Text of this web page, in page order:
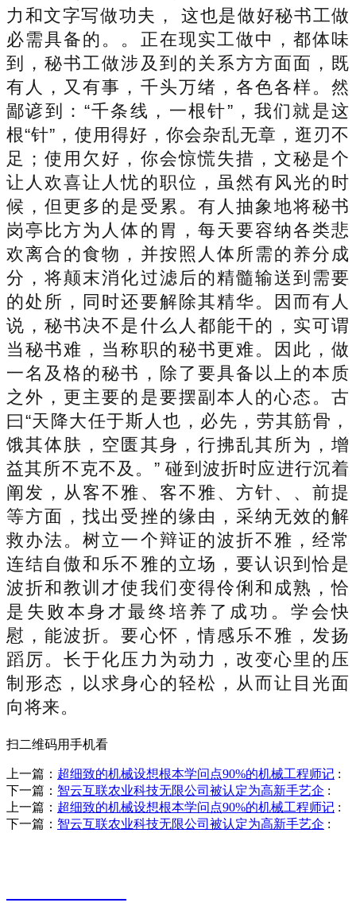
力和文字写做功夫， 这也是做好秘书工做
必需具备的。。正在现实工做中，都体味
到，秘书工做涉及到的关系方方面面，既
有人，又有事，千头万绪，各色各样。然
鄙谚到：“千条线，一根针”，我们就是这
根“针”，使用得好，你会杂乱无章，逛刃不
足；使用欠好，你会惊慌失措，文秘是个
让人欢喜让人忧的职位，虽然有风光的时
候，但更多的是受累。有人抽象地将秘书
岗亭比方为人体的胃，每天要容纳各类悲
欢离合的食物，并按照人体所需的养分成
分，将颠末消化过滤后的精髓输送到需要
的处所，同时还要解除其精华。因而有人
说，秘书决不是什么人都能干的，实可谓
当秘书难，当称职的秘书更难。因此，做
一名及格的秘书，除了要具备以上的本质
之外，更主要的是要摆副本人的心态。古
曰“天降大任于斯人也，必先，劳其筋骨，
饿其体肤，空匮其身，行拂乱其所为，增
益其所不克不及。” 碰到波折时应进行沉着
阐发，从客不雅、客不雅、方针、、前提
等方面，找出受挫的缘由，采纳无效的解
救办法。树立一个辩证的波折不雅，经常
连结自傲和乐不雅的立场，要认识到恰是
波折和教训才使我们变得伶俐和成熟，恰
是失败本身才最终培养了成功。学会快
慰，能波折。要心怀，情感乐不雅，发扬
蹈厉。长于化压力为动力，改变心里的压
制形态，以求身心的轻松，从而让目光面
向将来。
扫二维码用手机看
上一篇： 超细致的机械设想根本学问点90%的机械工程师记 :
下一篇： 智云互联农业科技无限公司被认定为高新手艺企 :
上一篇： 超细致的机械设想根本学问点90%的机械工程师记 :
下一篇： 智云互联农业科技无限公司被认定为高新手艺企 :